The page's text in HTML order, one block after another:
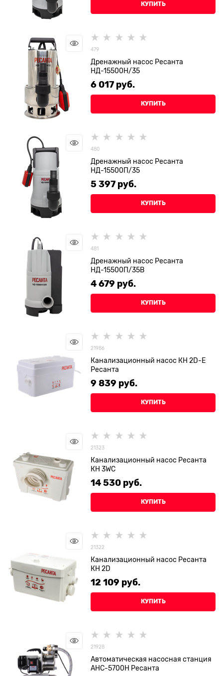
КУПИТЬ
479
Дренажный насос Ресанта
НД-15500Н/35
6 017 руб.
КУПИТЬ
480
Дренажный насос Ресанта
НД-15500П/35
5 397 руб.
КУПИТЬ
481
Дренажный насос Ресанта
НД-15500П/35B
4 679 руб.
КУПИТЬ
21986
Канализационный насос КН 2D-E
Ресанта
9 839 руб.
КУПИТЬ
21323
Канализационный насос Ресанта
КН 3WC
14 530 руб.
КУПИТЬ
21322
Канализационный насос Ресанта
КН 2D
12 109 руб.
КУПИТЬ
21928
Автоматическая насосная станция
АНС-5700Н Ресанта